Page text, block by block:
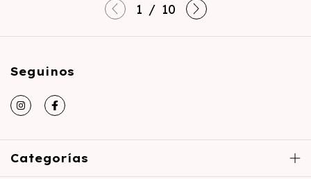
1 / 10
Seguinos
Categorías